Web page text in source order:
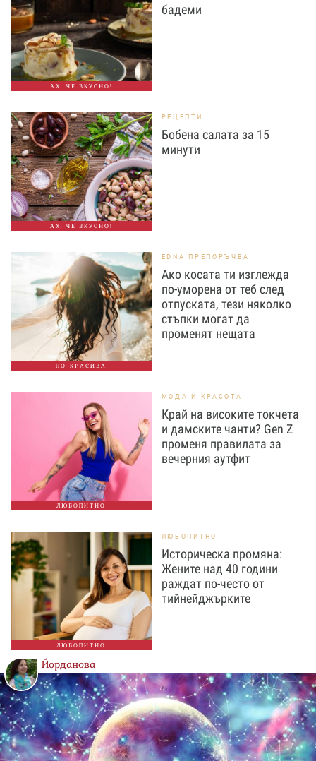
АХ, ЧЕ ВКУСНО!
бадеми
АХ, ЧЕ ВКУСНО!
РЕЦЕПТИ
Бобена салата за 15
минути
ПО-КРАСИВА
EDNA ПРЕПОРЪЧВА
Ако косата ти изглежда
по-уморена от теб след
отпуската, тези няколко
стъпки могат да
променят нещата
ЛЮБОПИТНО
МОДА И КРАСОТА
Край на високите токчета
и дамските чанти? Gen Z
променя правилата за
вечерния аутфит
ЛЮБОПИТНО
ЛЮБОПИТНО
Историческа промяна:
Жените над 40 години
раждат по-често от
тийнейджърките
Йорданова